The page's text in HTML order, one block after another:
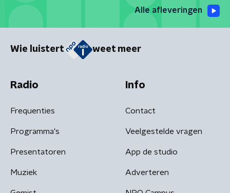
Alle afleveringen
Wie luistert weet meer
Radio
Frequenties
Programma's
Presentatoren
Muziek
Info
Contact
Veelgestelde vragen
App de studio
Adverteren